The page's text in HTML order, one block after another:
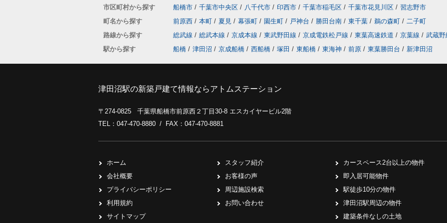
市区町村から探す 船橋市 / 千葉市中央区 / 八千代市 / 印西市 / 千葉市稲毛区 / 千葉市花見川区 / 習志野市
町名から探す
前原西 / 本町 / 夏見 / 幕張町 / 園生町 / 戸神台 / 勝田台南 / 東千葉 / 鵜の森町 / 二子町
路線から探す
総武線 / 総武本線 / 京成本線 / 東武野田線 / 京成電鉄松戸線 / 東葉高速鉄道 / 京葉線 / 武蔵野
駅から探す
船橋 / 津田沼 / 京成船橋 / 西船橋 / 塚田 / 東船橋 / 東海神 / 前原 / 東葉勝田台 / 新津田沼
津田沼駅の新築戸建て情報ならアトムステーション
〒274-0825 千葉県船橋市前原西２丁目30-8 エスカイヤービル2階
TEL：047-470-8880 / FAX：047-470-8881
ホーム
会社概要
プライバシーポリシー
利用規約
サイトマップ
スタッフ紹介
お客様の声
周辺施設検索
お問い合わせ
カースペース2台以上の物件
即入居可能物件
駅徒歩10分の物件
津田沼駅周辺の物件
建築条件なしの土地